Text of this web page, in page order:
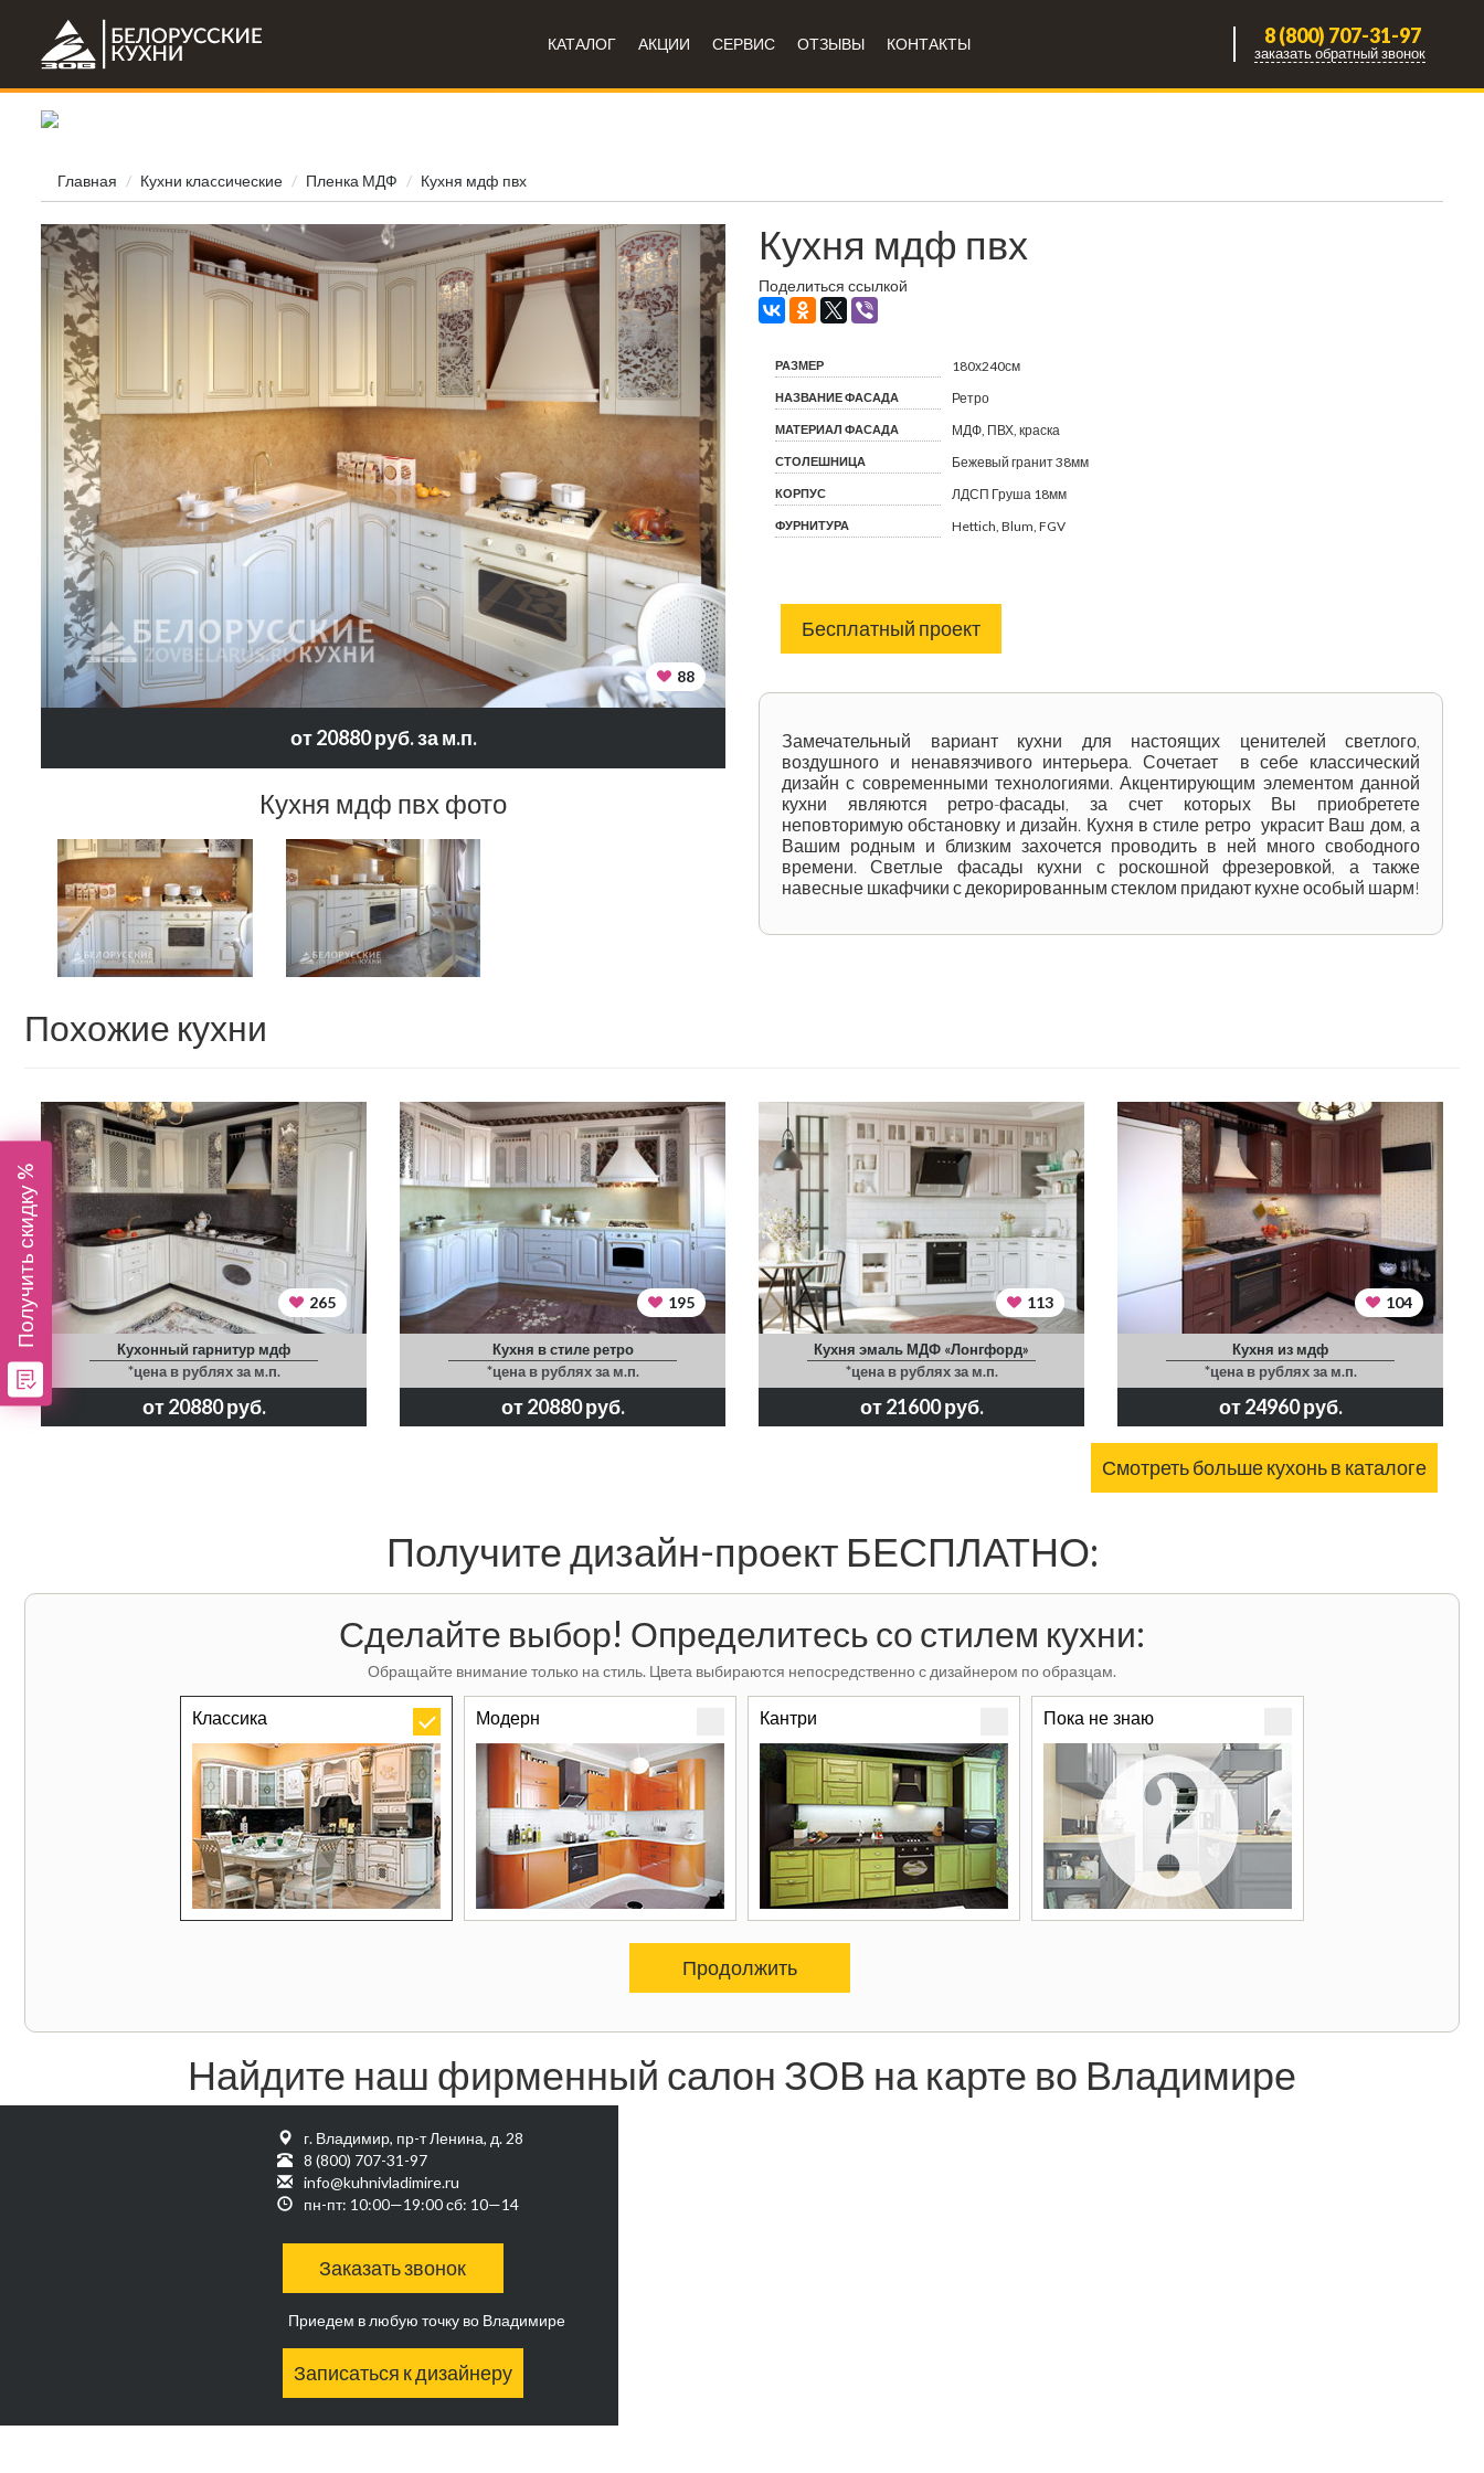
Получить скидку %
КАТАЛОГ АКЦИИ СЕРВИС ОТЗЫВЫ КОНТАКТЫ 8 (800) 707-31-97
заказать обратный звонок
Главная Кухни клаcсические Пленка МДФ Кухня мдф пвх
88
от 20880 руб. за м.п.
Кухня мдф пвх фото
Кухня мдф пвх
Поделиться ссылкой
РАЗМЕР 180х240см
НАЗВАНИЕ ФАСАДА Ретро
МАТЕРИАЛ ФАСАДА МДФ, ПВХ, краска
СТОЛЕШНИЦА Бежевый гранит 38мм
КОРПУС ЛДСП Груша 18мм
ФУРНИТУРА Hettich, Blum, FGV
Бесплатный проект
Замечательный вариант кухни для настоящих ценителей светлого,
воздушного и ненавязчивого интерьера. Сочетает в себе классический
дизайн с современными технологиями. Акцентирующим элементом данной
кухни являются ретро-фасады, за счет которых Вы приобретете
неповторимую обстановку и дизайн. Кухня в стиле ретро украсит Ваш дом, а
Вашим родным и близким захочется проводить в ней много свободного
времени. Светлые фасады кухни с роскошной фрезеровкой, а также
навесные шкафчики с декорированным стеклом придают кухне особый шарм!
Похожие кухни
265
Кухонный гарнитур мдф
*цена в рублях за м.п.
от 20880 руб.
195
Кухня в стиле ретро
*цена в рублях за м.п.
от 20880 руб.
113
Кухня эмаль МДФ «Лонгфорд»
*цена в рублях за м.п.
от 21600 руб.
104
Кухня из мдф
*цена в рублях за м.п.
от 24960 руб.
Смотреть больше кухонь в каталоге
Получите дизайн-проект БЕСПЛАТНО:
Сделайте выбор! Определитесь со стилем кухни:
Обращайте внимание только на стиль. Цвета выбираются непосредственно с дизайнером по образцам.
Классика Модерн Кантри Пока не знаю
Продолжить
Найдите наш фирменный салон ЗОВ на карте во Владимире
г. Владимир, пр-т Ленина, д. 28
8 (800) 707-31-97
info@kuhnivladimire.ru
пн-пт: 10:00—19:00 сб: 10—14
Заказать звонок
Приедем в любую точку во Владимире
Записаться к дизайнеру